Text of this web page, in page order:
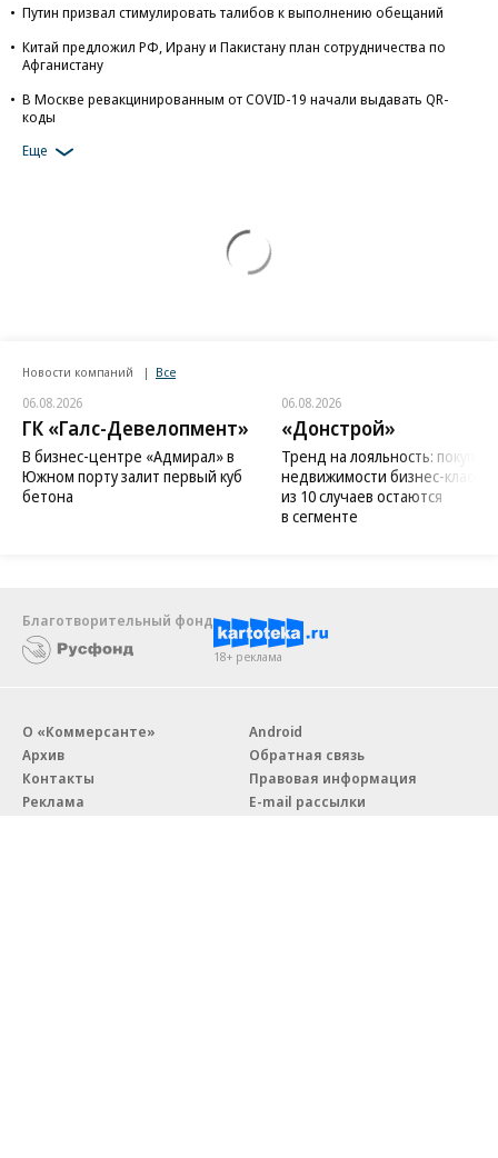
Путин призвал стимулировать талибов к выполнению обещаний
Китай предложил РФ, Ирану и Пакистану план сотрудничества по
Афганистану
В Москве ревакцинированным от COVID-19 начали выдавать QR-
коды
Еще
Новости компаний Все
06.08.2026
ГК «Галс-Девелопмент»
В бизнес-центре «Адмирал» в
Южном порту залит первый куб
бетона
06.08.2026
«Донстрой»
Тренд на лояльность:
недвижимости бизнес-класса
из 10 случаев остаются
в сегменте
Благотворительный фонд
18+ реклама
О «Коммерсанте»
Архив
Контакты
Реклама
Android
Обратная связь
Правовая информация
E-mail рассылки